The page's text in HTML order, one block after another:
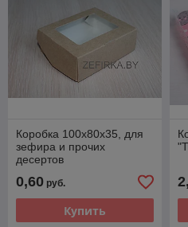
Коробка 100х80х35, для
зефира и прочих
десертов
0,60 руб.
Купить